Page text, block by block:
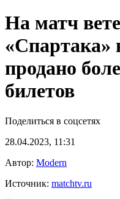
На матч
«Спартака»
продано
билетов
Поделиться в соцсетях
28.04.2023, 11:31
Автор: Modern
Источник: matchtv.ru